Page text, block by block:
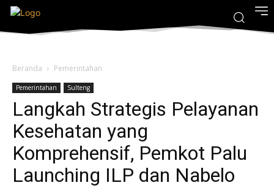
Beranda Pemerintahan
Pemerintahan Sulteng
Langkah Strategis Pelayanan
Kesehatan yang
Komprehensif, Pemkot Palu
Launching ILP dan Nabelo